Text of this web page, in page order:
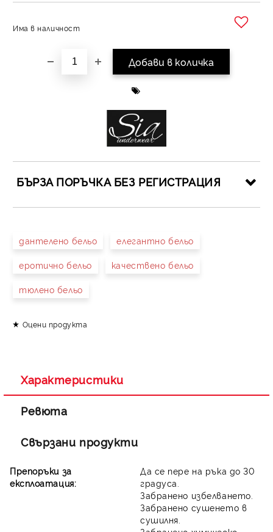
Има в наличност
БЪРЗА ПОРЪЧКА БЕЗ РЕГИСТРАЦИЯ
Съгласен съм с
дантелено бельо елегантно бельо
еротично бельо качествено бельо
тюлено бельо
Оцени продукта
Характеристики
Ревюта
Свързани продукти
Препоръки за
експлоатация:
Да се пере на ръка до 30
градуса.
Забранено избелването.
Забранено сушенето в
сушилня.